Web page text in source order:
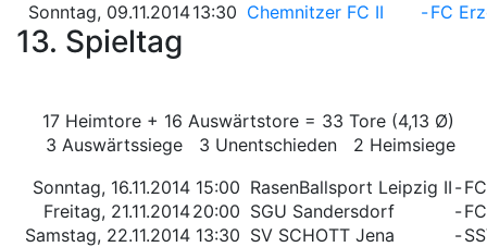
Sonntag, 09.11.201413:30 Chemnitzer FC II -FC
13. Spieltag
17 Heimtore + 16 Auswärtstore = 33 Tore (4,13 Ø)
3 Auswärtssiege 3 Unentschieden 2 Heimsiege
Sonntag, 16.11.2014 15:00 RasenBallsport Leipzig II -
Freitag, 21.11.201420:00 SGU Sandersdorf -
Samstag, 22.11.2014 13:30 SV SCHOTT Jena -